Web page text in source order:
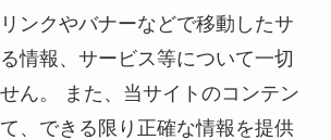
ンクやバナーなどで移動したサ
情報、サービス等について一切
ん。 また、当サイトのコンテン
、できる限り正確な情報を提供